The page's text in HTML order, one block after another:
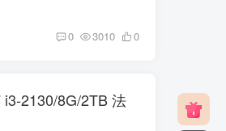
0 3010 0
2130/8G/2TB 法